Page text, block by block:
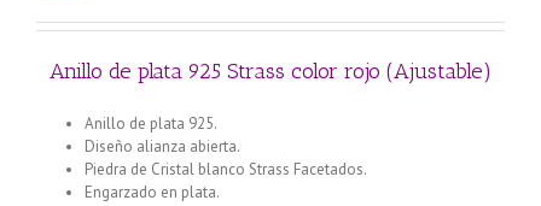
Anillo de plata 925 Strass color rojo (Ajustable)
Anillo de plata 925.
Diseño alianza abierta.
Piedra de Cristal blanco Strass Facetados.
Engarzado en plata.